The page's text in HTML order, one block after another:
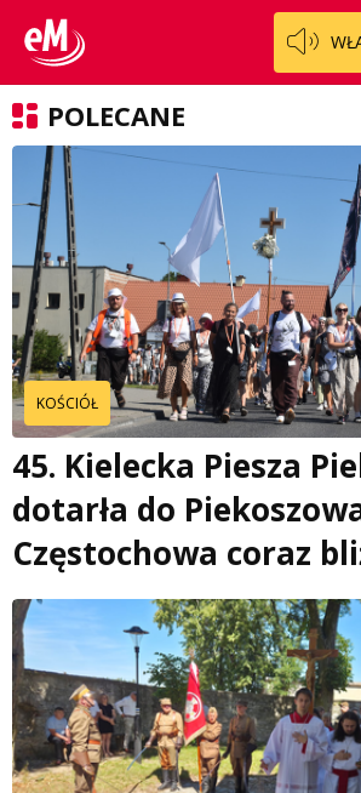
POLECANE
KOŚCIÓŁ
45. Kielecka Piesza
dotarła do
Częstochowa coraz